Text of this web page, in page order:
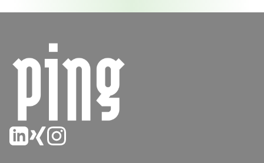
Rechenzentrumsreinigung GmbH